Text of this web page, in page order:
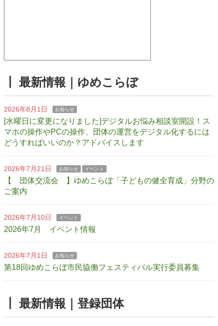
┃ 最新情報｜ゆめこらぼ
2026年8月1日 お知らせ
[水曜日に変更になりました]デジタルお悩み相談室開設！ス
マホの操作やPCの操作、団体の運営をデジタル化するには
どうすればいいのか？アドバイスします
2026年7月21日 お知らせ イベント
【 団体交流会 】ゆめこらぼ「子どもの健全育成」分野の
ご案内
2026年7月10日 イベント
2026年7月 イベント情報
2026年7月1日 お知らせ
第18回ゆめこらぼ市民協働フェスティバル実行委員募集
┃ 最新情報｜登録団体